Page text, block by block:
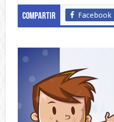
Compartir Facebook